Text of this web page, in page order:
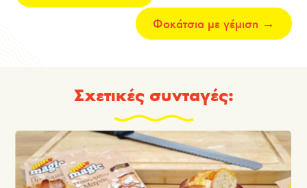
Φοκάτσια με γέμιση →
Σχετικές συνταγές: